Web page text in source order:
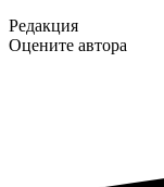
Редакция
Оцените автора